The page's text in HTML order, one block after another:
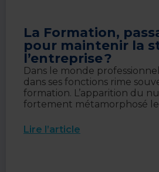
La Formation,
pour maintenir la
l’entreprise ?
Dans le monde
dans ses fonctions rime
formation. L’apparition du
fortement métamorphosé le
Lire l’article